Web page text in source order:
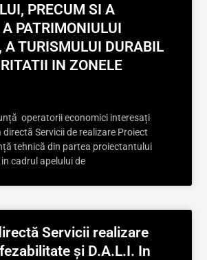
PRECUM SI A
PATRIMONIULUI
A TURISMULUI DURABIL
IN ZONELE
operatorii economici interesați
Servicii de realizare Proiect
tehnică din partea proiectantului
in cadrul apelului de
Servicii realizare
și D.A.L.I. In